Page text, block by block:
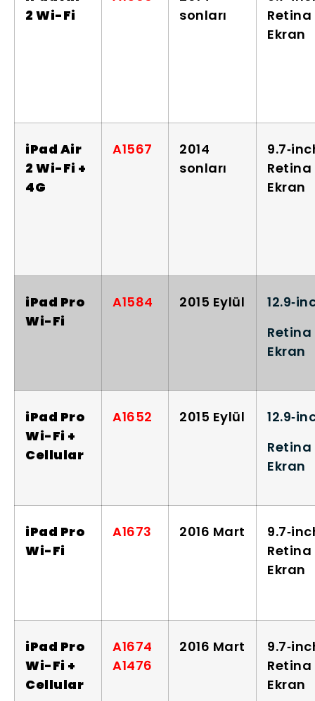
2 Wi-Fi
sonları
Retina
Ekran
iPad Air
2 Wi-Fi +
4G
A1567
2014
sonları
Retina
Ekran
iPad Pro
Wi-Fi
A1584 2015 Eylül
Retina
Ekran
iPad Pro
Wi-Fi +
Cellular
A1652 2015 Eylül
Retina
Ekran
iPad Pro
Wi-Fi
A1673 2016 Mart
Retina
Ekran
iPad Pro
Wi-Fi +
Cellular
A1674
A1476
2016 Mart
Retina
Ekran